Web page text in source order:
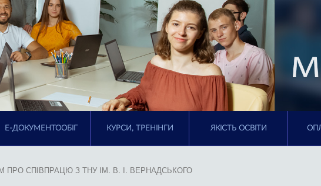
Е-ДОКУМЕНТООБІГ КУРСИ, ТРЕНІНГИ ЯКІСТЬ ОСВІТИ
ПРО СПІВПРАЦЮ З ТНУ ІМ. В. І. ВЕРНАДСЬКОГО